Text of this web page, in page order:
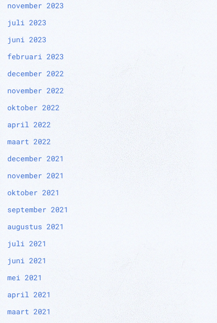
november 2023
juli 2023
juni 2023
februari 2023
december 2022
november 2022
oktober 2022
april 2022
maart 2022
december 2021
november 2021
oktober 2021
september 2021
augustus 2021
juli 2021
juni 2021
mei 2021
april 2021
maart 2021